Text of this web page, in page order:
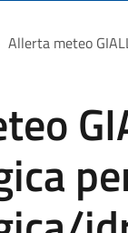
Allerta meteo